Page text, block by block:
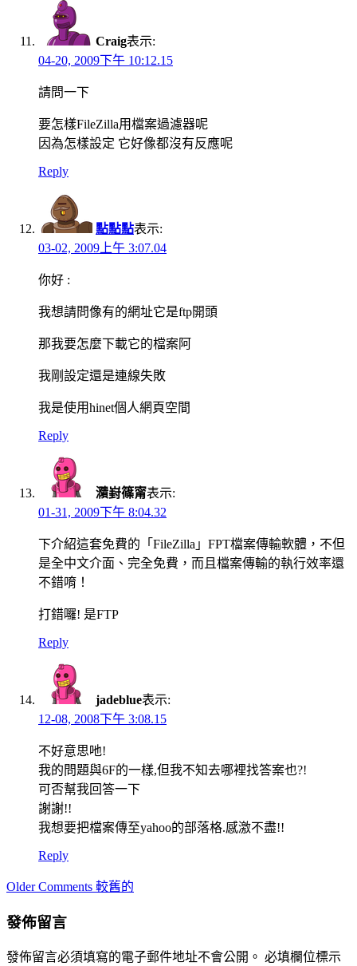
Craig表示:
04-20, 2009下午 10:12.15
請問一下
要怎樣FileZilla用檔案過濾器呢
因為怎樣設定 它好像都沒有反應呢
Reply
點點點表示:
03-02, 2009上午 3:07.04
你好 :
我想請問像有的網址它是ftp開頭
那我要怎麼下載它的檔案阿
我剛設定還是連線失敗
我是使用hinet個人網頁空間
Reply
濻崶篠甯表示:
01-31, 2009下午 8:04.32
下介紹這套免費的「FileZilla」FPT檔案傳輸軟體，不但
是全中文介面、完全免費，而且檔案傳輸的執行效率還
不錯唷！
打錯囉! 是FTP
Reply
jadeblue表示:
12-08, 2008下午 3:08.15
不好意思吔!
我的問題與6F的一樣,但我不知去哪裡找答案也?!
可否幫我回答一下
謝謝!!
我想要把檔案傳至yahoo的部落格.感激不盡!!
Reply
Comment
Older Comments 較舊的
發佈留言
發佈留言必須填寫的電子郵件地址不會公開。 必填欄位標示